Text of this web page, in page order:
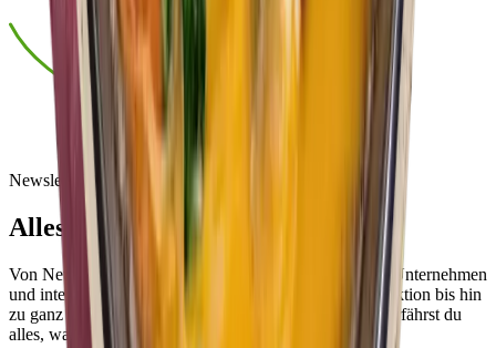
Newsletter
Alles rund um BÜRGER
Von Neuprodukten über spannende Einblicke in unser Unternehmen
und interessante Fakten rund um die Maultaschenproduktion bis hin
zu ganz besonderen Rezepten: In unserem Newsletter erfährst du
alles, was du über BÜRGER wissen möchtest.